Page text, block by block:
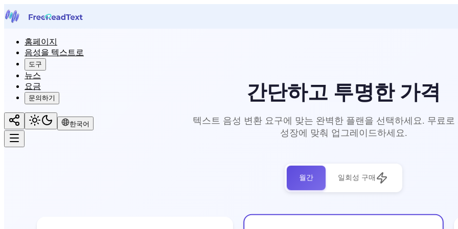
홈페이지
음성을 텍스트로
도구
뉴스
요금
문의하기
한국어
간단하고 투명한 가격
텍스트 음성 변환 요구에 맞는 완벽한 플랜을 선택하세요. 무료로
성장에 맞춰 업그레이드하세요.
월간 일회성 구매